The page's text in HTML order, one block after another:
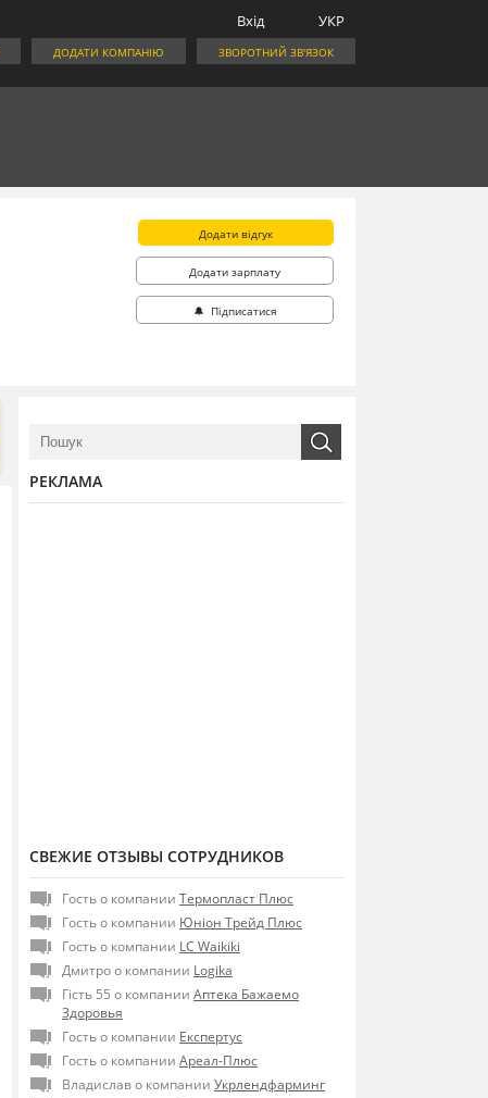
УКР
Вхід
ЗВОРОТНИЙ ЗВ'ЯЗОК
ДОДАТИ КОМПАНІЮ
Додати відгук
Додати зарплату
🔔 Підписатися
РЕКЛАМА
СВЕЖИЕ ОТЗЫВЫ СОТРУДНИКОВ
Гость о компании Термопласт Плюс
Гость о компании Юніон Трейд Плюс
Гость о компании LC Waikiki
Дмитро о компании Logika
Гість 55 о компании Аптека Бажаемо
Здоровья
Гость о компании Експертус
Гость о компании Ареал-Плюс
Владислав о компании Укрлендфарминг